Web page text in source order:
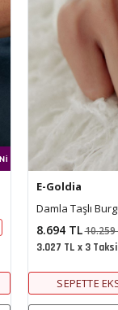
E-Goldia
Damla Taşlı
8.694 TL10.259
3.027 TL x 3
SEPETTE